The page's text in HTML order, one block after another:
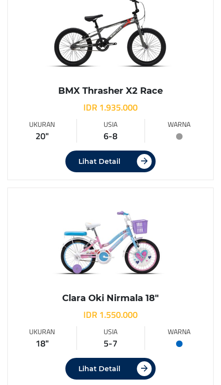
BMX Thrasher X2 Race
IDR 1.935.000
UKURAN
20"
USIA
6-8
WARNA
Lihat Detail
Clara Oki Nirmala 18″
IDR 1.550.000
UKURAN
18"
USIA
5-7
WARNA
Lihat Detail